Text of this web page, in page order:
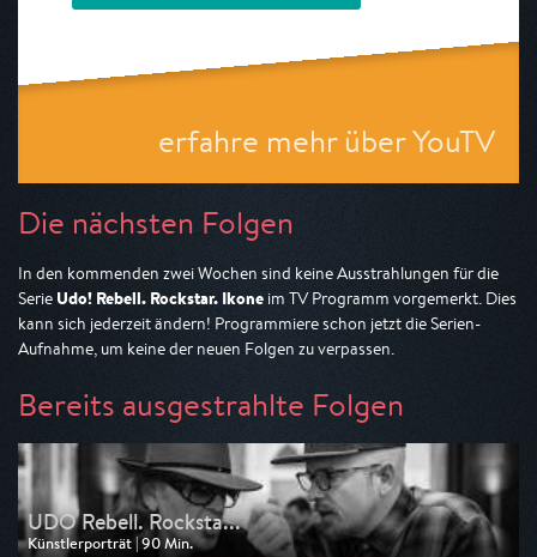
erfahre mehr über YouTV
Die nächsten Folgen
In den kommenden zwei Wochen sind keine Ausstrahlungen für die
Serie Udo! Rebell. Rockstar. Ikone im TV Programm vorgemerkt. Dies
kann sich jederzeit ändern! Programmiere schon jetzt die Serien-
Aufnahme, um keine der neuen Folgen zu verpassen.
Bereits ausgestrahlte Folgen
UDO Rebell. Rocksta...
Künstlerporträt | 90 Min.